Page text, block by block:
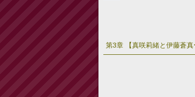
第3章 【真咲莉緒と伊藤蒼真